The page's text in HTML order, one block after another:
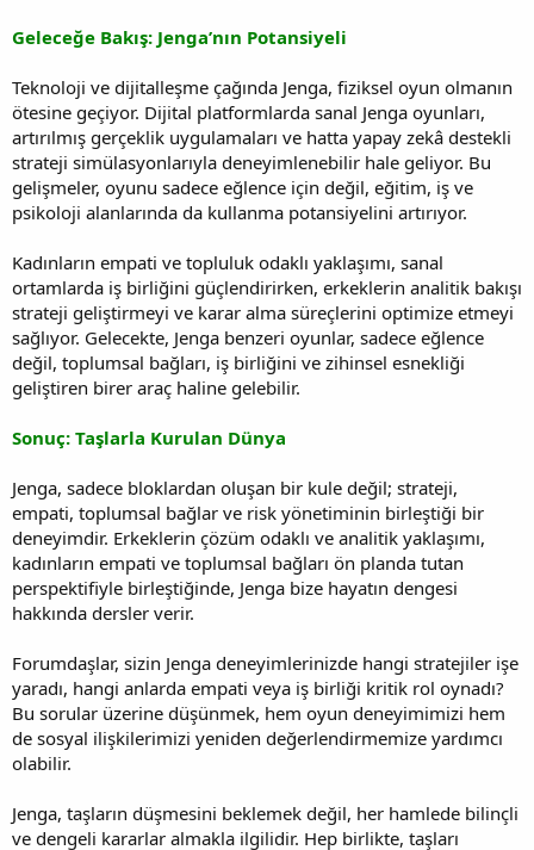
Geleceğe Bakış: Jenga’nın Potansiyeli
Teknoloji ve dijitalleşme çağında Jenga, fiziksel oyun olmanın
ötesine geçiyor. Dijital platformlarda sanal Jenga oyunları,
artırılmış gerçeklik uygulamaları ve hatta yapay zekâ destekli
strateji simülasyonlarıyla deneyimlenebilir hale geliyor. Bu
gelişmeler, oyunu sadece eğlence için değil, eğitim, iş ve
psikoloji alanlarında da kullanma potansiyelini artırıyor.
Kadınların empati ve topluluk odaklı yaklaşımı, sanal
ortamlarda iş birliğini güçlendirirken, erkeklerin analitik bakışı
strateji geliştirmeyi ve karar alma süreçlerini optimize etmeyi
sağlıyor. Gelecekte, Jenga benzeri oyunlar, sadece eğlence
değil, toplumsal bağları, iş birliğini ve zihinsel esnekliği
geliştiren birer araç haline gelebilir.
Sonuç: Taşlarla Kurulan Dünya
Jenga, sadece bloklardan oluşan bir kule değil; strateji,
empati, toplumsal bağlar ve risk yönetiminin birleştiği bir
deneyimdir. Erkeklerin çözüm odaklı ve analitik yaklaşımı,
kadınların empati ve toplumsal bağları ön planda tutan
perspektifiyle birleştiğinde, Jenga bize hayatın dengesi
hakkında dersler verir.
Forumdaşlar, sizin Jenga deneyimlerinizde hangi stratejiler işe
yaradı, hangi anlarda empati veya iş birliği kritik rol oynadı?
Bu sorular üzerine düşünmek, hem oyun deneyimimizi hem
de sosyal ilişkilerimizi yeniden değerlendirmemize yardımcı
olabilir.
Jenga, taşların düşmesini beklemek değil, her hamlede bilinçli
ve dengeli kararlar almakla ilgilidir. Hep birlikte, taşları